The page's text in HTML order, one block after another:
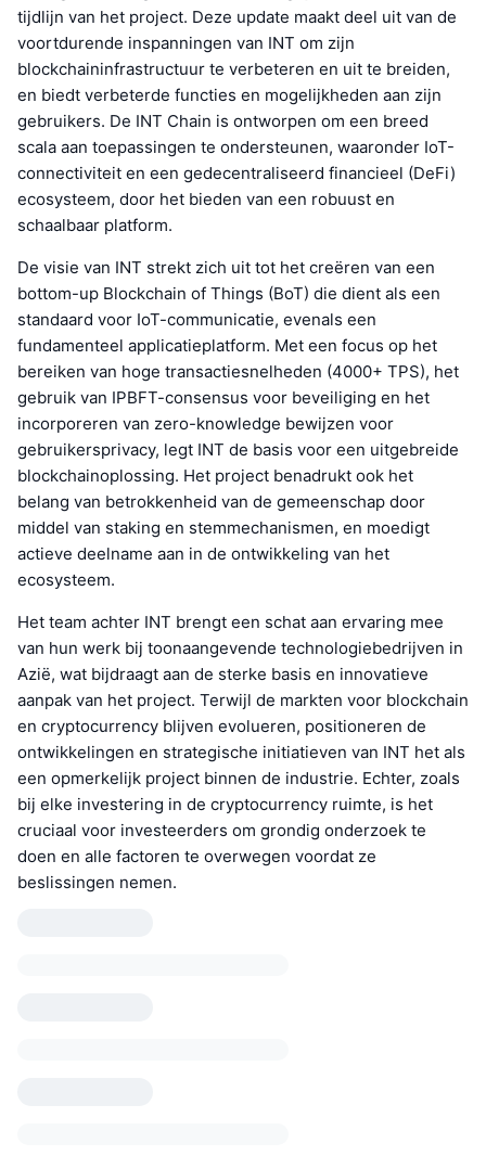
tijdlijn van het project. Deze update maakt deel uit van de
voortdurende inspanningen van INT om zijn
blockchaininfrastructuur te verbeteren en uit te breiden,
en biedt verbeterde functies en mogelijkheden aan zijn
gebruikers. De INT Chain is ontworpen om een breed
scala aan toepassingen te ondersteunen, waaronder IoT-
connectiviteit en een gedecentraliseerd financieel (DeFi)
ecosysteem, door het bieden van een robuust en
schaalbaar platform.
De visie van INT strekt zich uit tot het creëren van een
bottom-up Blockchain of Things (BoT) die dient als een
standaard voor IoT-communicatie, evenals een
fundamenteel applicatieplatform. Met een focus op het
bereiken van hoge transactiesnelheden (4000+ TPS), het
gebruik van IPBFT-consensus voor beveiliging en het
incorporeren van zero-knowledge bewijzen voor
gebruikersprivacy, legt INT de basis voor een uitgebreide
blockchainoplossing. Het project benadrukt ook het
belang van betrokkenheid van de gemeenschap door
middel van staking en stemmechanismen, en moedigt
actieve deelname aan in de ontwikkeling van het
ecosysteem.
Het team achter INT brengt een schat aan ervaring mee
van hun werk bij toonaangevende technologiebedrijven in
Azië, wat bijdraagt aan de sterke basis en innovatieve
aanpak van het project. Terwijl de markten voor blockchain
en cryptocurrency blijven evolueren, positioneren de
ontwikkelingen en strategische initiatieven van INT het als
een opmerkelijk project binnen de industrie. Echter, zoals
bij elke investering in de cryptocurrency ruimte, is het
cruciaal voor investeerders om grondig onderzoek te
doen en alle factoren te overwegen voordat ze
beslissingen nemen.